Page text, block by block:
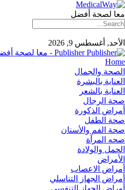
معا لصحة أفضل
الأحد, أغسطس 9, 2026
Publisher - معا لصحة أفضل
Home
الصحة والجمال
العناية بالبشرة
العناية بالشعر
صحة الرجال
أمراض الذكورة
صحة الطفل
صحة الفم والأسنان
صحه المرأة
الحمل والولادة
الأمراض
أمراض الاعصاب
أمراض الجهاز التناسلي
أﻤراض اﻟﺠﻬﺎز اﻟﺘﻨﻔﺴﻲ